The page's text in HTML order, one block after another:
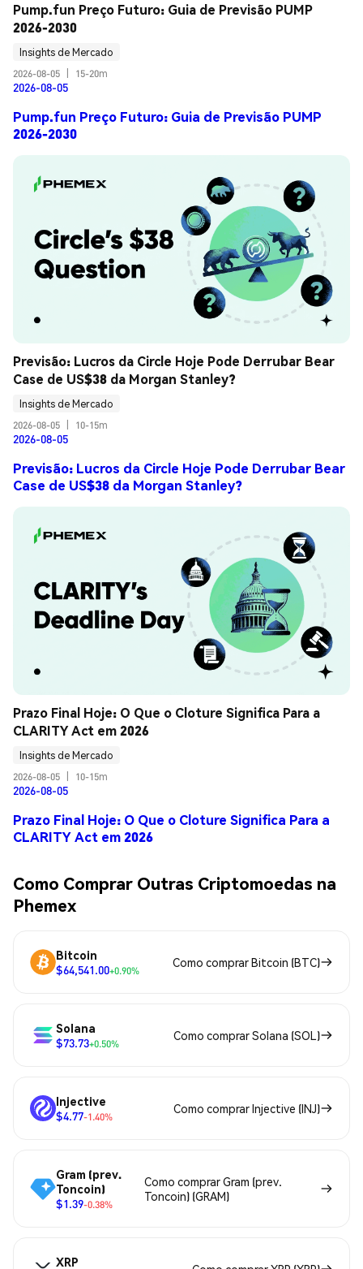
Pump.fun Preço Futuro: Guia de Previsão PUMP
2026-2030
Insights de Mercado
2026-08-05
15-20m
2026-08-05
Pump.fun Preço Futuro: Guia de Previsão PUMP
2026-2030
Previsão: Lucros da Circle Hoje Pode Derrubar Bear
Case de US$38 da Morgan Stanley?
Insights de Mercado
2026-08-05
10-15m
2026-08-05
Previsão: Lucros da Circle Hoje Pode Derrubar Bear
Case de US$38 da Morgan Stanley?
Prazo Final Hoje: O Que o Cloture Significa Para a
CLARITY Act em 2026
Insights de Mercado
2026-08-05
10-15m
2026-08-05
Prazo Final Hoje: O Que o Cloture Significa Para a
CLARITY Act em 2026
Como Comprar Outras Criptomoedas na
Phemex
Bitcoin
$64,541.00+0.90%
Como comprar Bitcoin (BTC)
Solana
$73.73+0.50%
Como comprar Solana (SOL)
Injective
$4.77-1.40%
Como comprar Injective (INJ)
Gram (prev.
Toncoin)
$1.39-0.38%
Como comprar Gram (prev.
Toncoin) (GRAM)
XRP